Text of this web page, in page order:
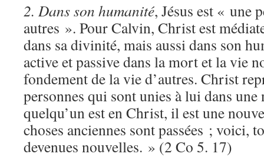
2. Dans son humanité, Jésus est « une
autres ». Pour Calvin, Christ est
dans sa divinité, mais aussi dans son
active et passive dans la mort et la vie
fondement de la vie d’autres. Christ
personnes qui sont unies à lui dans
quelqu’un est en Christ, il est une
choses anciennes sont passées ; voici,
devenues nouvelles. » (2 Co 5. 17)